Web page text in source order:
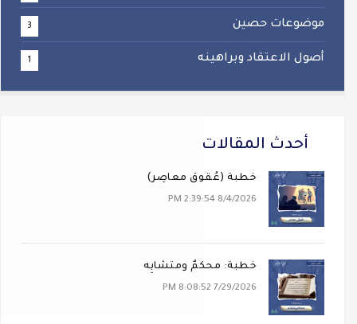
موضوعات حصين 3
أصول الاعتقاد وبراهينه 1
أحدث المقالات
خطبة (عُقوقٌ معاصِر)
8/4/2026 2:39:54 PM
خطبة: محكَمٌ ومتشابِه
7/29/2026 8:08:52 PM